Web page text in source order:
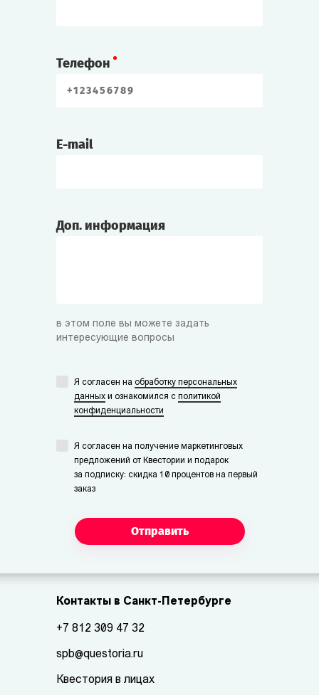
Телефон
E-mail
Доп. информация
в этом поле вы можете задать
интересующие вопросы
Я согласен на обработку персональных
данных и ознакомился с политикой
конфиденциальности
Я согласен на получение маркетинговых
предложений от Квестории и подарок
за подписку: скидка 10 процентов на первый
заказ
Отправить
Контакты в Санкт-Петербурге
+7 812 309 47 32
spb@questoria.ru
Квестория в лицах